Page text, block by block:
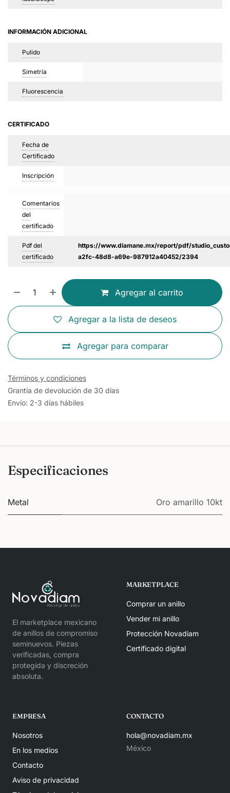
INFORMACIÓN ADICIONAL
Pulido
Simetría
Fluorescencia
CERTIFICADO
Fecha de
Certificado
Inscripción
Comentarios
del
certificado
Pdf del
certificado
https://www.diamane.mx/report/pdf/
a2fc-48d8-a69e-987912a40452/2394
Agregar al carrito
Agregar para comparar
Agregar a la lista de deseos
Términos y condiciones
Grantía de devolución de 30 días
Envío: 2-3 días hábiles
Especificaciones
Metal Oro amarillo 10kt
El marketplace mexicano
de anillos de compromiso
seminuevos. Piezas
verificadas, compra
protegida y discreción
absoluta.
MARKETPLACE
Comprar un anillo
Vender mi anillo
Protección Novadiam
Certificado digital
EMPRESA
Nosotros
En los medios
Contacto
Aviso de privacidad
CONTACTO
hola@novadiam.mx
México